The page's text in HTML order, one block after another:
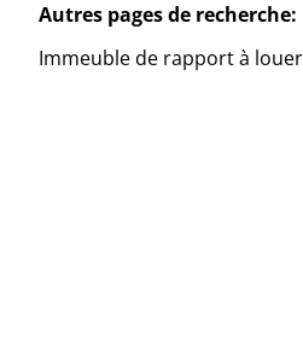
Autres pages de recherche:
Immeuble de rapport à louer